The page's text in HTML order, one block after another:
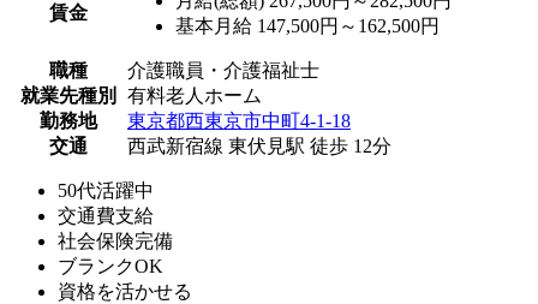
賃金
基本月給 147,500円～162,500円
職種
介護職員・介護福祉士
就業先種別
有料老人ホーム
勤務地
東京都西東京市中町4-1-18
交通
西武新宿線 東伏見駅 徒歩 12分
50代活躍中
交通費支給
社会保険完備
ブランクOK
資格を活かせる